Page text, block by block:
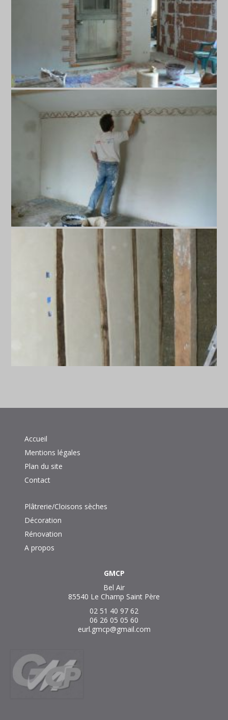
Accueil
Mentions légales
Plan du site
Contact
Plâtrerie/Cloisons sèches
Décoration
Rénovation
A propos
GMCP
Bel Air
85540 Le Champ Saint Père
02 51 40 97 62
06 26 05 05 60
eurl.gmcp@gmail.com